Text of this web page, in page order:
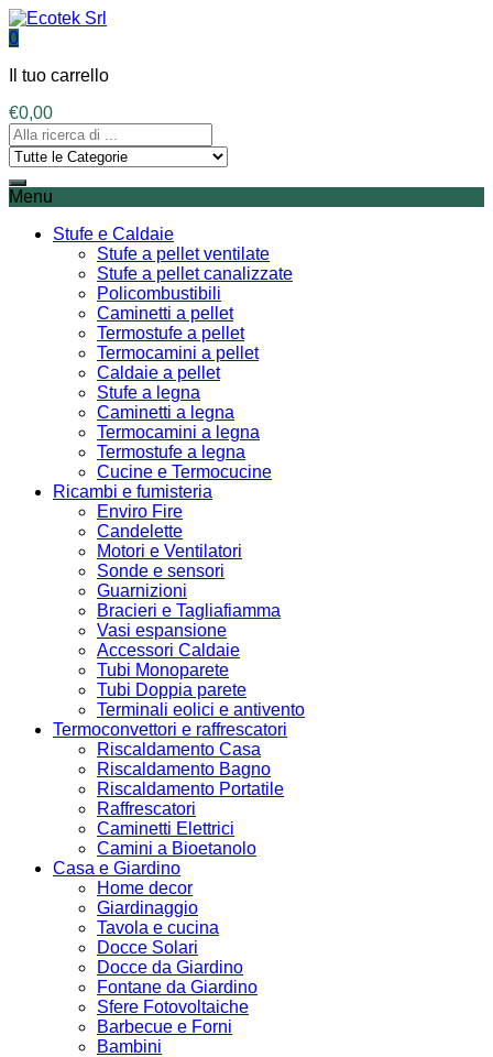
0
Il tuo carrello
€0,00
Menu
Stufe e Caldaie
Stufe a pellet ventilate
Stufe a pellet canalizzate
Policombustibili
Caminetti a pellet
Termostufe a pellet
Termocamini a pellet
Caldaie a pellet
Stufe a legna
Caminetti a legna
Termocamini a legna
Termostufe a legna
Cucine e Termocucine
Ricambi e fumisteria
Enviro Fire
Candelette
Motori e Ventilatori
Sonde e sensori
Guarnizioni
Bracieri e Tagliafiamma
Vasi espansione
Accessori Caldaie
Tubi Monoparete
Tubi Doppia parete
Terminali eolici e antivento
Termoconvettori e raffrescatori
Riscaldamento Casa
Riscaldamento Bagno
Riscaldamento Portatile
Raffrescatori
Caminetti Elettrici
Camini a Bioetanolo
Casa e Giardino
Home decor
Giardinaggio
Tavola e cucina
Docce Solari
Docce da Giardino
Fontane da Giardino
Sfere Fotovoltaiche
Barbecue e Forni
Bambini